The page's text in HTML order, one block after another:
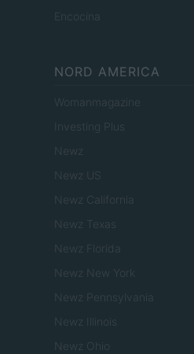
Encocina
NORD AMERICA
Womanmagazine
Investing Plus
Newz
Newz US
Newz California
Newz Texas
Newz Florida
Newz New York
Newz Pennsylvania
Newz Illinois
Newz Ohio